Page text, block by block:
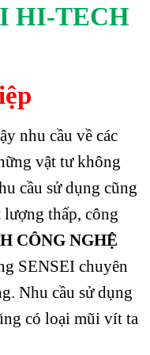
HI-TECH
nhu cầu về các
vật tư không
cầu sử dụng cũng
thấp, công
CÔNG NGHỆ
SENSEI chuyên
Nhu cầu sử dụng
có loại mũi vít ta